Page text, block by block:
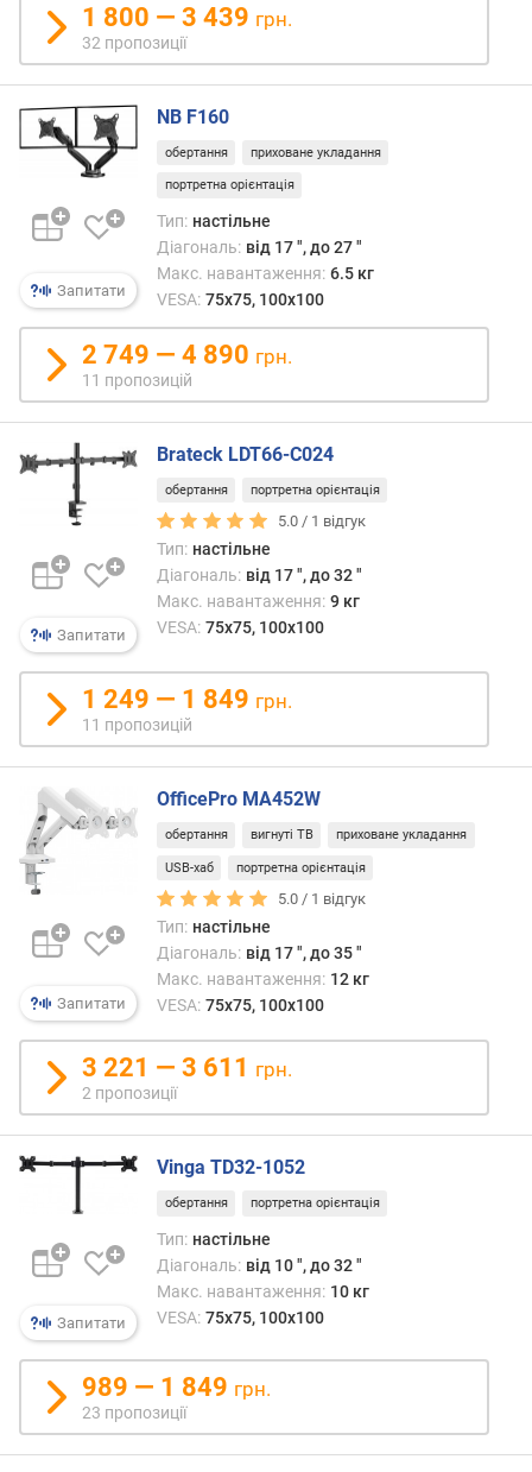
з
а
в
і
д
г
а
м
з
д
ю
а
в
н
н
і
л
с
т
п
р
о
п
о
з
и
і
л
ь
к
і
с
1 800 — 3 439 грн.
32 пропозиції
Запитати
NB F160
обертання приховане укладання
портретна орієнтація
Тип: настільне
Діагональ: від 17 ", до 27 "
Макс. навантаження: 6.5 кг
VESA: 75x75, 100x100
2 749 — 4 890 грн.
11 пропозицій
Запитати
Brateck LDT66-C024
обертання портретна орієнтація
5.0 / 1 відгук
Тип: настільне
Діагональ: від 17 ", до 32 "
Макс. навантаження: 9 кг
VESA: 75x75, 100x100
1 249 — 1 849 грн.
11 пропозицій
Запитати
OfficePro MA452W
обертання вигнуті ТВ приховане укладання
USB-хаб портретна орієнтація
5.0 / 1 відгук
Тип: настільне
Діагональ: від 17 ", до 35 "
Макс. навантаження: 12 кг
VESA: 75x75, 100x100
3 221 — 3 611 грн.
2 пропозиції
Запитати
Vinga TD32-1052
обертання портретна орієнтація
Тип: настільне
Діагональ: від 10 ", до 32 "
Макс. навантаження: 10 кг
VESA: 75x75, 100x100
989 — 1 849 грн.
23 пропозиції